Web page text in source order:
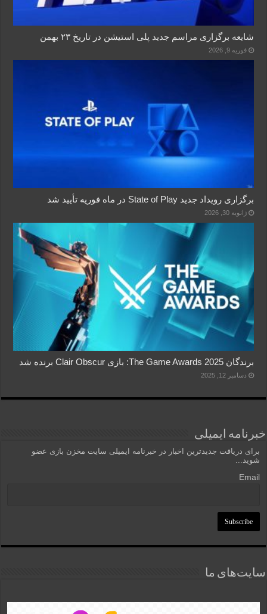
شایعه برگزاری مراسم جدید پلی استیشن در تاریخ ۲۳ بهمن
فوریه 9, 2026
برگزاری رویداد جدید State of Play در ماه فوریه تأیید شد
ژانویه 30, 2026
برندگان The Game Awards 2025: بازی Clair Obscur برنده شد
دسامبر 12, 2025
خبرنامه ایمیلی
برای دریافت جدیدترین اخبار در خبرنامه ایمیلی سایت مخزن بازی عضو
شوید...
Email
سایت‌های ما